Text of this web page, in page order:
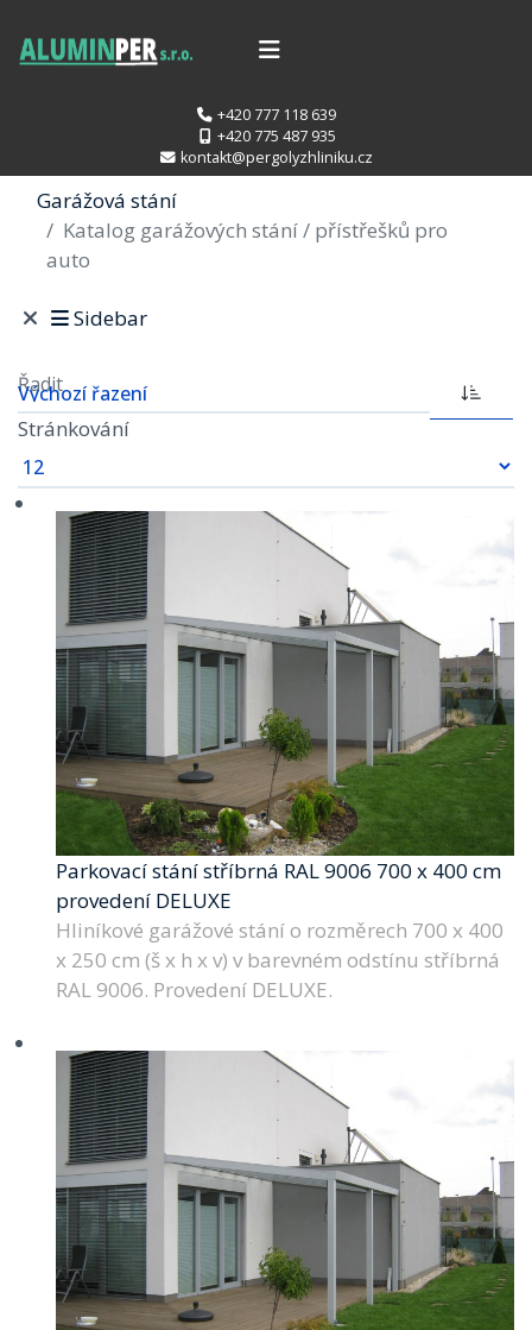
+420 777 118 639
+420 775 487 935
kontakt@pergolyzhliniku.cz
Garážová stání
Katalog garážových stání / přístřešků pro
auto
Sidebar
Řadit
Stránkování
Parkovací stání stříbrná RAL 9006 700 x 400 cm
provedení DELUXE
Hliníkové garážové stání o rozměrech 700 x 400
x 250 cm (š x h x v) v barevném odstínu stříbrná
RAL 9006. Provedení DELUXE.